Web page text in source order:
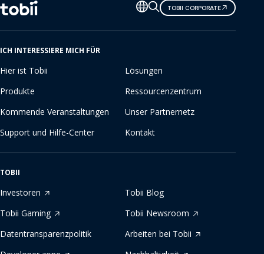
Sprache
ändern
TOBII CORPORATE
ICH INTERESSIERE MICH FÜR
Hier ist Tobii
Lösungen
Produkte
Ressourcenzentrum
Kommende Veranstaltungen
Unser Partnernetz
Support und Hilfe-Center
Kontakt
TOBII
Investoren
Tobii Blog
Tobii Gaming
Tobii Newsroom
Datentransparenzpolitik
Arbeiten bei Tobii